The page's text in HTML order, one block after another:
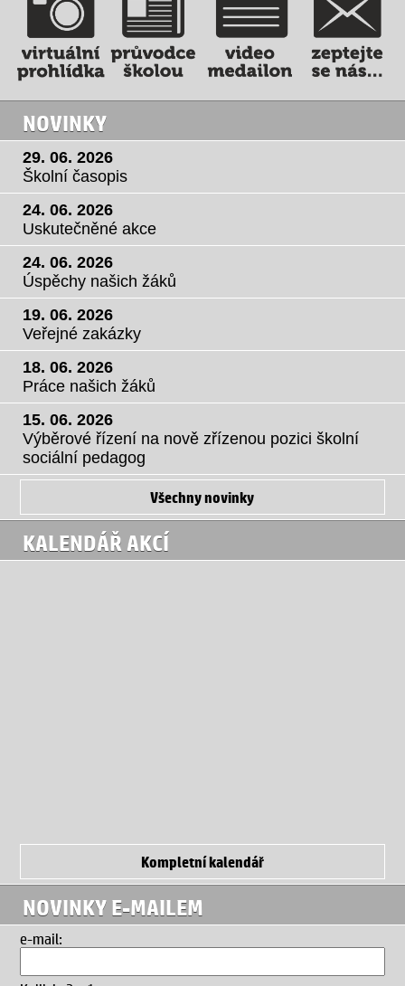
NOVINKY
29. 06. 2026
Školní časopis
24. 06. 2026
Uskutečněné akce
24. 06. 2026
Úspěchy našich žáků
19. 06. 2026
Veřejné zakázky
18. 06. 2026
Práce našich žáků
15. 06. 2026
Výběrové řízení na nově zřízenou pozici školní
sociální pedagog
Všechny novinky
KALENDÁŘ AKCÍ
Kompletní kalendář
NOVINKY E-MAILEM
e-mail: